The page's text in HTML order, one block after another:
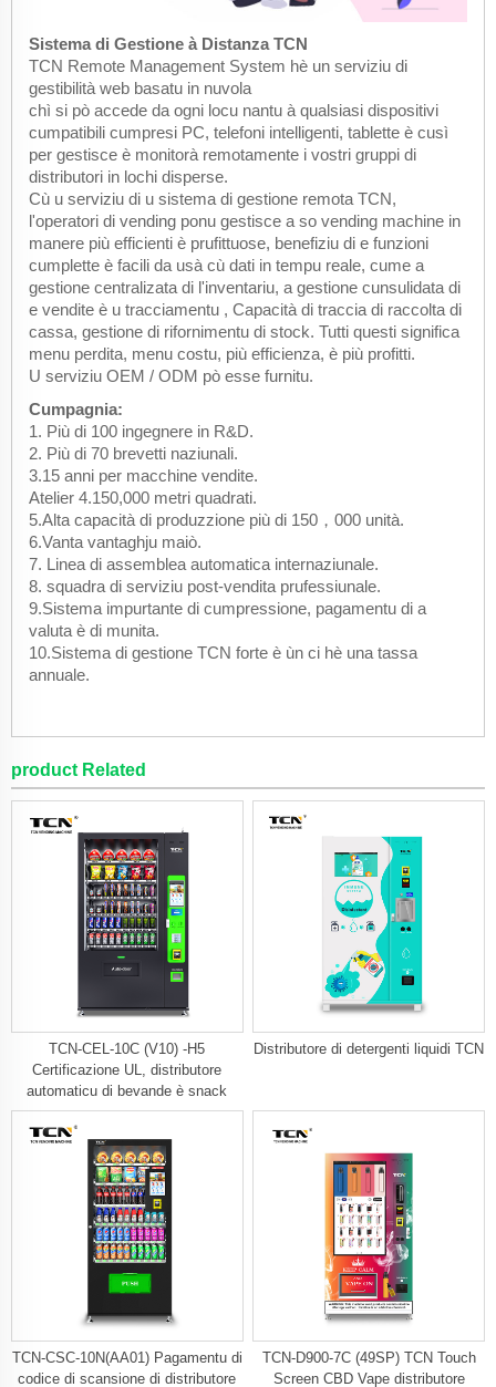
Sistema di Gestione à Distanza TCN
TCN Remote Management System hè un serviziu di
gestibilità web basatu in nuvola
chì si pò accede da ogni locu nantu à qualsiasi dispositivi
cumpatibili cumpresi PC, telefoni intelligenti, tablette è cusì
per gestisce è monitorà remotamente i vostri gruppi di
distributori in lochi disperse.
Cù u serviziu di u sistema di gestione remota TCN,
l'operatori di vending ponu gestisce a so vending machine in
manere più efficienti è prufittuose, benefiziu di e funzioni
cumplette è facili da usà cù dati in tempu reale, cume a
gestione centralizata di l'inventariu, a gestione cunsulidata di
e vendite è u tracciamentu , Capacità di traccia di raccolta di
cassa, gestione di rifornimentu di stock. Tutti questi significa
menu perdita, menu costu, più efficienza, è più profitti.
U serviziu OEM / ODM pò esse furnitu.
Cumpagnia:
1. Più di 100 ingegnere in R&D.
2. Più di 70 brevetti naziunali.
3.15 anni per macchine vendite.
Atelier 4.150,000 metri quadrati.
5.Alta capacità di produzzione più di 150，000 unità.
6.Vanta vantaghju maiò.
7. Linea di assemblea automatica internaziunale.
8. squadra di serviziu post-vendita prufessiunale.
9.Sistema impurtante di cumpressione, pagamentu di a
valuta è di munita.
10.Sistema di gestione TCN forte è ùn ci hè una tassa
annuale.
product Related
TCN-CEL-10C (V10) -H5
Certificazione UL, distributore
automaticu di bevande è snack
Distributore di detergenti liquidi TCN
TCN-CSC-10N(AA01) Pagamentu di
codice di scansione di distributore
TCN-D900-7C (49SP) TCN Touch
Screen CBD Vape distributore